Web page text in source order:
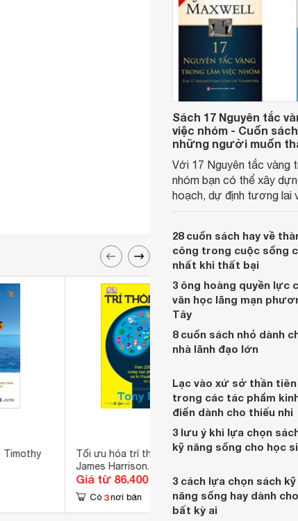
Timothy
Tối ưu hóa trí thông minh -
James Harrison. Mike Hobbs
Giá từ 86.400 đ
Có 3 nơi bán
Bí quyết
Giá từ
Có 2 nơi
Sách 17 Nguyên tắc
việc nhóm - Cuốn
những người muốn
Với 17 Nguyên tắc vàng
nhóm bạn có thể xây
hoạch, dự định tương lai
nhé.
28 cuốn sách hay về
công trong cuộc sống
nhất khi thất bại
3 ông hoàng quyền lực
văn học lãng mạn
Tây
8 cuốn sách nhỏ dành
nhà lãnh đạo lớn
Lạc vào xứ sở thần tiên
trong các tác phẩm
điển dành cho thiếu nhi
3 lưu ý khi lựa chọn
kỹ năng sống cho học
3 cách lựa chọn sách kỹ
năng sống hay dành cho
bất kỳ ai